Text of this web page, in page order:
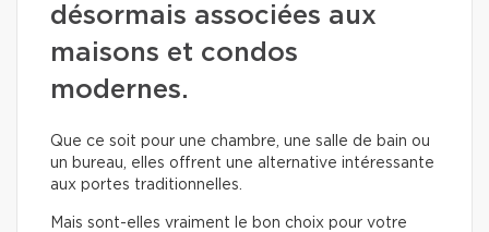
désormais associées aux
maisons et condos
modernes.
Que ce soit pour une chambre, une salle de bain ou
un bureau, elles offrent une alternative intéressante
aux portes traditionnelles.
Mais sont-elles vraiment le bon choix pour votre